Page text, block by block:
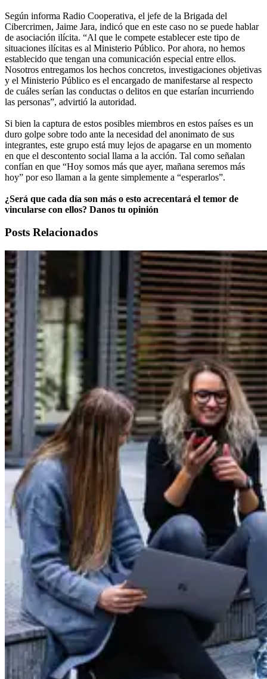
Según informa Radio Cooperativa, el jefe de la Brigada del
Cibercrimen, Jaime Jara, indicó que en este caso no se puede hablar
de asociación ilícita. “Al que le compete establecer este tipo de
situaciones ilícitas es al Ministerio Público. Por ahora, no hemos
establecido que tengan una comunicación especial entre ellos.
Nosotros entregamos los hechos concretos, investigaciones objetivas
y el Ministerio Público es el encargado de manifestarse al respecto
de cuáles serían las conductas o delitos en que estarían incurriendo
las personas”, advirtió la autoridad.
Si bien la captura de estos posibles miembros en estos países es un
duro golpe sobre todo ante la necesidad del anonimato de sus
integrantes, este grupo está muy lejos de apagarse en un momento
en que el descontento social llama a la acción. Tal como señalan
confían en que “Hoy somos más que ayer, mañana seremos más
hoy” por eso llaman a la gente simplemente a “esperarlos”.
¿Será que cada día son más o esto acrecentará el temor de
vincularse con ellos? Danos tu opinión
Posts Relacionados